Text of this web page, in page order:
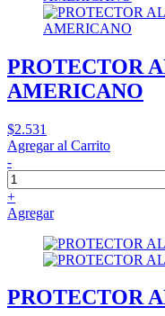
PROTECTOR
AMERICANO
$2.531
Agregar al Carrito
-
+
Agregar
PROTECTOR